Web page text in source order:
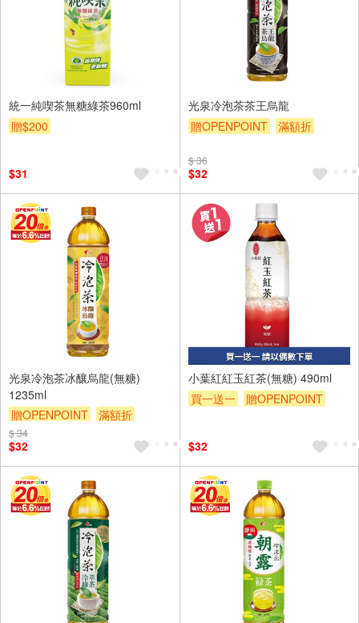
統一純喫茶無糖綠茶960ml
贈$200
$31
光泉冷泡茶茶王烏龍
贈OPENPOINT
滿額折
$ 36
$32
光泉冷泡茶冰釀烏龍(無糖)
1235ml
贈OPENPOINT
滿額折
贈$200
$ 34
$32
小葉紅紅玉紅茶(無糖) 490ml
買一送一
贈OPENPOINT
$32